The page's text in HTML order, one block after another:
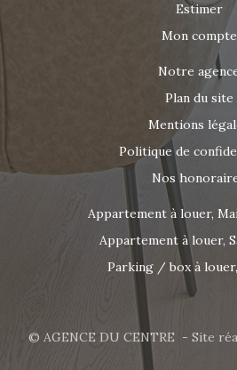
Estimer
Mon compte
Notre
Plan du site
Mentions
Politique de
Nos
Appartement à louer,
Appartement à louer,
Parking / box à
© AGENCE DU CENTRE - Site